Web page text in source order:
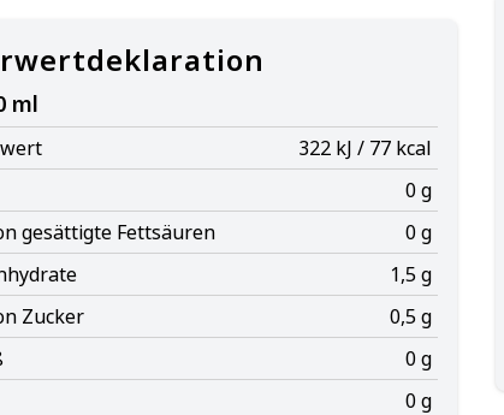
ml
322 kJ / 77 kcal
0 g
gesättigte Fettsäuren
0 g
1,5 g
Zucker
0,5 g
0 g
0 g